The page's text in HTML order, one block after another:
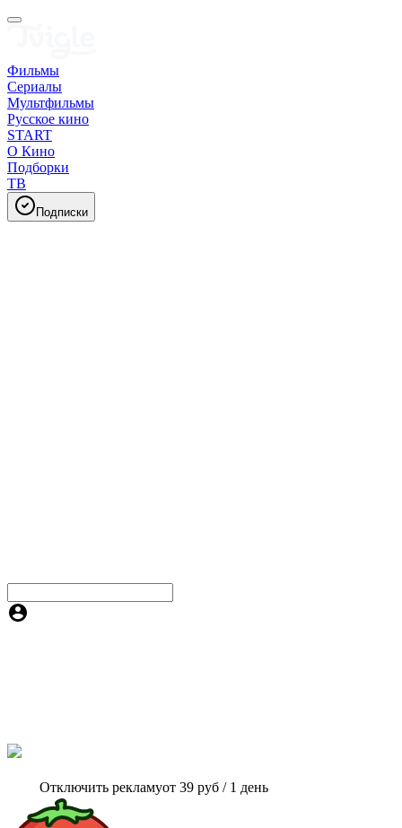
Фильмы
Сериалы
Мультфильмы
Русское кино
START
О Кино
Подборки
ТВ
Подписки
Отключить рекламуот 39 руб / 1 день